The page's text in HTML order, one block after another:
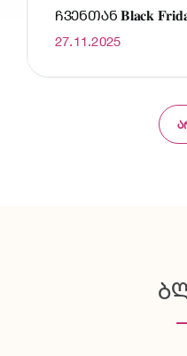
ᲩᲕᲔᲜᲗᲐᲜ 𝐁𝐥𝐚𝐜𝐤
27.11.2025